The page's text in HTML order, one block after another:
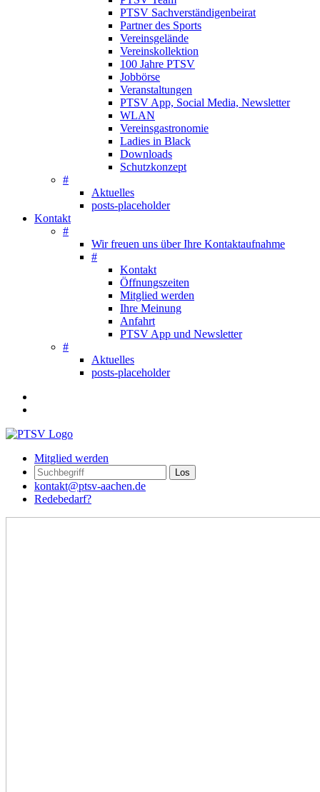
PTSV Sachverständigenbeirat
Partner des Sports
Vereinsgelände
Vereinskollektion
100 Jahre PTSV
Jobbörse
Veranstaltungen
PTSV App, Social Media, Newsletter
WLAN
Vereinsgastronomie
Ladies in Black
Downloads
Schutzkonzept
#
Aktuelles
posts-placeholder
Kontakt
#
Wir freuen uns über Ihre Kontaktaufnahme
#
Kontakt
Öffnungszeiten
Mitglied werden
Ihre Meinung
Anfahrt
PTSV App und Newsletter
#
Aktuelles
posts-placeholder
Mitglied werden
kontakt@ptsv-aachen.de
Redebedarf?